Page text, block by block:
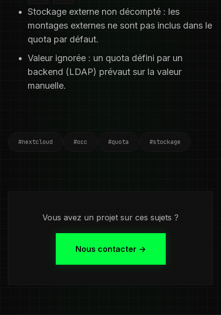
Stockage externe non décompté : les
montages externes ne sont pas inclus dans le
quota par défaut.
Valeur ignorée : un quota défini par un
backend (LDAP) prévaut sur la valeur
manuelle.
#nextcloud #occ #quota #stockage
Vous avez un projet sur ces sujets ?
Nous contacter →